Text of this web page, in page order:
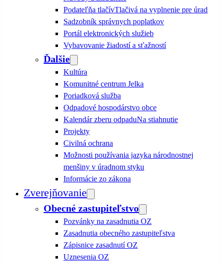
Podateľňa tlačívTlačivá na vyplnenie pre úrad
Sadzobník správnych poplatkov
Portál elektronických služieb
Vybavovanie žiadostí a sťažností
Ďalšie
Kultúra
Komunitné centrum Jelka
Poriadková služba
Odpadové hospodárstvo obce
Kalendár zberu odpaduNa stiahnutie
Projekty
Civilná ochrana
Možnosti používania jazyka národnostnej
menšiny v úradnom styku
Informácie zo zákona
Zverejňovanie
Obecné zastupiteľstvo
Pozvánky na zasadnutia OZ
Zasadnutia obecného zastupiteľstva
Zápisnice zasadnutí OZ
Uznesenia OZ